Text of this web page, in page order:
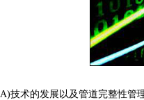
术的发展以及管道完整性管